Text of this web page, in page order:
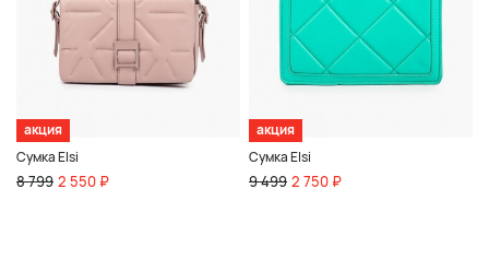
акция
Сумка Elsi
8 799 2 550 ₽
акция
Сумка Elsi
9 499 2 750 ₽